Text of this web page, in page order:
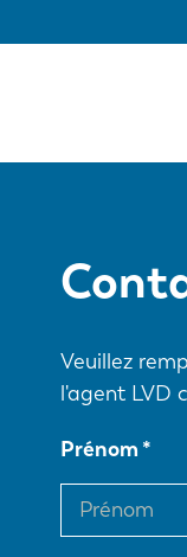
Veuillez
l'agent LVD
Prénom